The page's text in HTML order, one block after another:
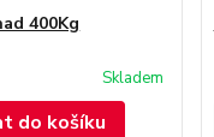
400Kg
Skladem
do košíku